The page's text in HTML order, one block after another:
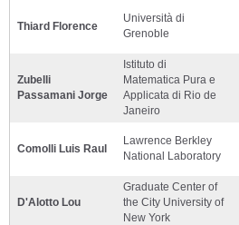
Thiard Florence
Università di
Grenoble
Zubelli
Passamani Jorge
Istituto di
Matematica Pura e
Applicata di Rio de
Janeiro
Comolli Luis Raul
Lawrence Berkley
National Laboratory
D'Alotto Lou
Graduate Center of
the City University of
New York